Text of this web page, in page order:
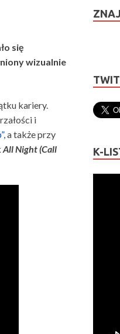
się
wizualnie
kariery.
i
, a także przy
All Night (Call
K-